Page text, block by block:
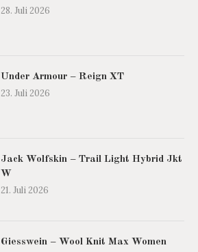
28. Juli 2026
Under Armour – Reign XT
23. Juli 2026
Jack Wolfskin – Trail Light Hybrid Jkt
W
21. Juli 2026
Giesswein – Wool Knit Max Women